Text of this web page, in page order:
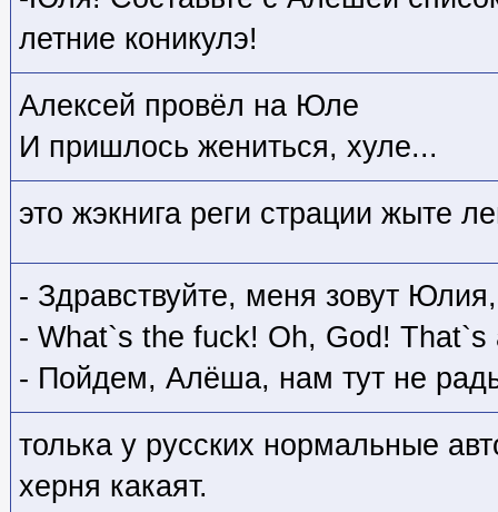
летние коникулэ!
Алексей провёл на Юле
И пришлось жениться, хуле...
это жэкнига реги страции жыте
- Здравствуйте, меня зовут
- What`s the fuck! Oh, God! That`s
- Пойдем, Алёша, нам тут не
толька у русских нормальные
херня какаят.